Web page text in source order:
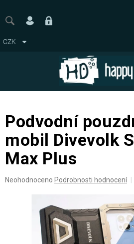
obsah
CZK
Podvodní
mobil Divevolk
Max Plus
Průměrné
Neohodnoceno Podrobnosti hodnocení